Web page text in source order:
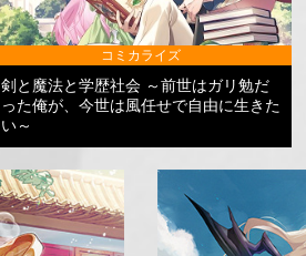
コミカライズ
剣と魔法と学歴社会 ～前世はガリ勉だ
った俺が、今世は風任せで自由に生きた
い～